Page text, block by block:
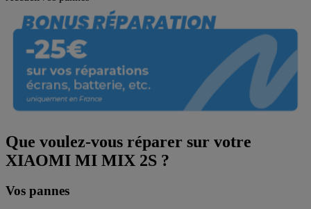
Que voulez-vous réparer sur votre
XIAOMI MI MIX 2S ?
Vos pannes